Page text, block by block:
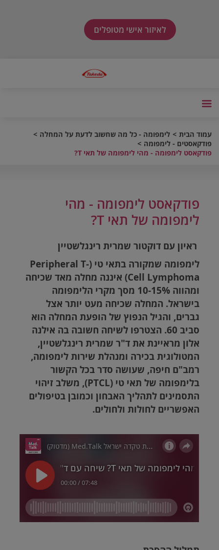
לאיזור אישי מטופלים
עמוד הבית
לימפומה - כל מה שחשוב לדעת על המחלה
פודקאסטים - לימפומה
פודקאסט לימפומה - מהי לימפומה של תאי T?
פודקאסט לימפומה - מהי
לימפומה של תאי T?
ראיון עם דוקטור שמרית רינגלשטיין
לימפומה שמקורה בתאי טי (Peripheral T-
Cell Lymphoma) איננה מחלה מאד שכיחה
ומהווה 10-15% מסך מקרי הלימפומה
בישראל. המחלה שכיחה מעט יותר אצל
גברים, והגיל הנפוץ של הופעת המחלה הוא
סביב 60. הצטרפו לשיחה חשובה בה אילנה
אלון מראיינת את ד"ר שמרית רינגלשטיין,
המטולוגית בכירה ומנהלת שירות לימפומה,
רמב"ם חיפה, שעושה סדר בכל הקשור
בלימפומה של תאי טי (PTCL), משלב זיהוי
התסמינים לתהליך האבחון וכמובן בטיפולים
האפשריים לחולות ולחולים.